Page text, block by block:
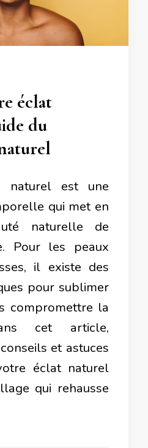
éclat
du
naturel est une
qui met en
naturelle de
Pour les peaux
il existe des
pour sublimer
compromettre la
cet article,
et astuces
éclat naturel
qui rehausse